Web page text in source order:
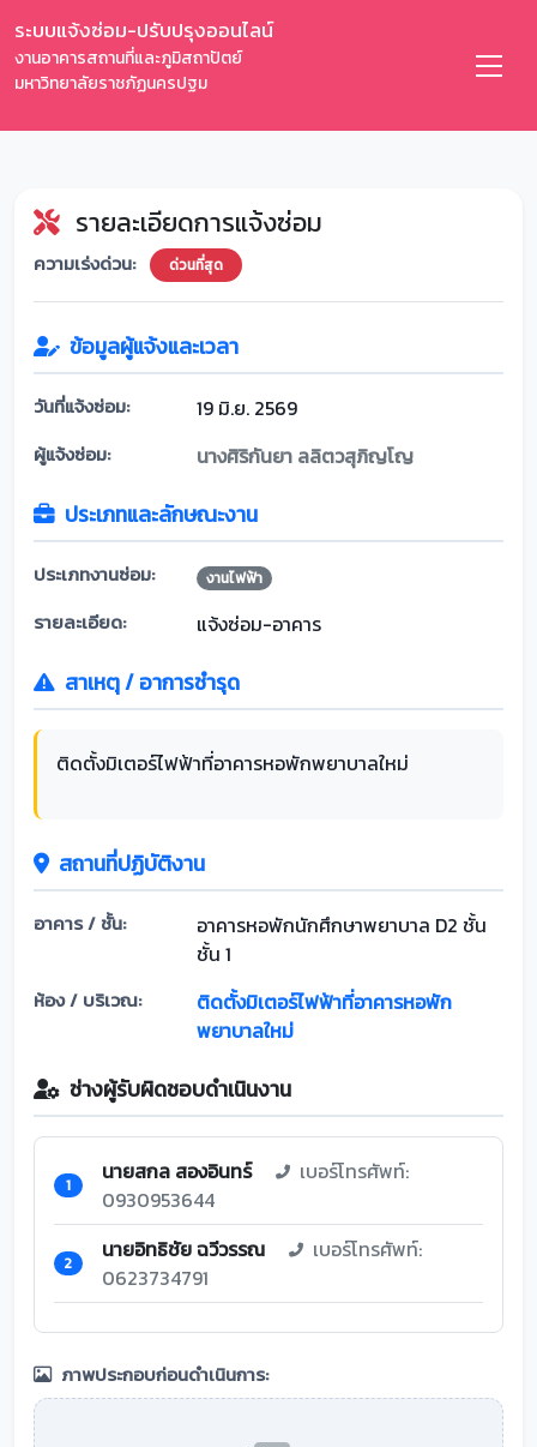
ระบบแจ้งซ่อม-ปรับปรุงออนไลน์
งานอาคารสถานที่และภูมิสถาปัตย์
มหาวิทยาลัยราชภัฏนครปฐม
รายละเอียดการแจ้งซ่อม
ความเร่งด่วน: ด่วนที่สุด
ข้อมูลผู้แจ้งและเวลา
วันที่แจ้งซ่อม: 19 มิ.ย. 2569
ผู้แจ้งซ่อม: นางศิริกันยา ลลิตวสุภิญโญ
ประเภทและลักษณะงาน
ประเภทงานซ่อม: งานไฟฟ้า
รายละเอียด: แจ้งซ่อม-อาคาร
สาเหตุ / อาการชำรุด
ติดตั้งมิเตอร์ไฟฟ้าที่อาคารหอพักพยาบาลใหม่
สถานที่ปฏิบัติงาน
อาคาร / ชั้น:
อาคารหอพักนักศึกษาพยาบาล D2 ชั้น
ชั้น 1
ห้อง / บริเวณ:
ติดตั้งมิเตอร์ไฟฟ้าที่อาคารหอพัก
พยาบาลใหม่
ช่างผู้รับผิดชอบดำเนินงาน
1 นายสกล สองอินทร์
เบอร์โทรศัพท์:
0930953644
2 นายอิทธิชัย ฉวีวรรณ
เบอร์โทรศัพท์:
0623734791
ภาพประกอบก่อนดำเนินการ: